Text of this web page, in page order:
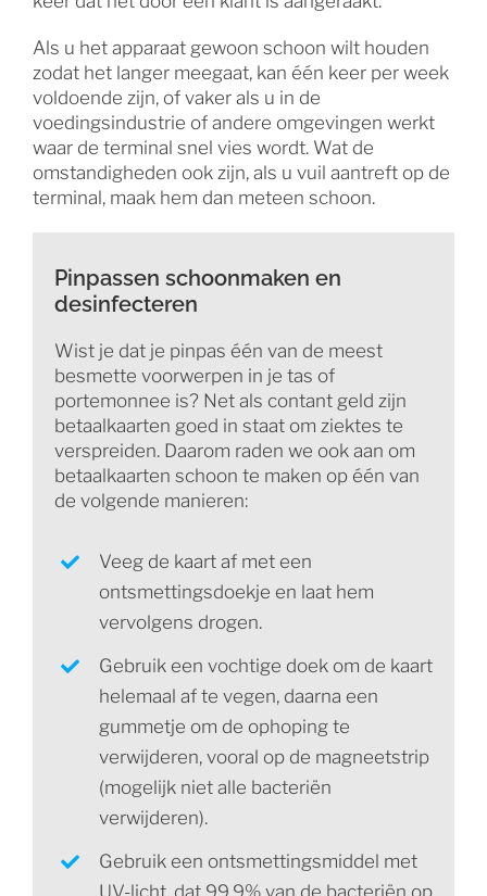
Als u het apparaat gewoon schoon wilt houden
zodat het langer meegaat, kan één keer per week
voldoende zijn, of vaker als u in de
voedingsindustrie of andere omgevingen werkt
waar de terminal snel vies wordt. Wat de
omstandigheden ook zijn, als u vuil aantreft op de
terminal, maak hem dan meteen schoon.
Pinpassen schoonmaken en
desinfecteren
Wist je dat je pinpas één van de meest
besmette voorwerpen in je tas of
portemonnee is? Net als contant geld zijn
betaalkaarten goed in staat om ziektes te
verspreiden. Daarom raden we ook aan om
betaalkaarten schoon te maken op één van
de volgende manieren:
Veeg de kaart af met een
ontsmettingsdoekje en laat hem
vervolgens drogen.
Gebruik een vochtige doek om de kaart
helemaal af te vegen, daarna een
gummetje om de ophoping te
verwijderen, vooral op de magneetstrip
(mogelijk niet alle bacteriën
verwijderen).
Gebruik een ontsmettingsmiddel met
UV-licht, dat 99,9% van de bacteriën op